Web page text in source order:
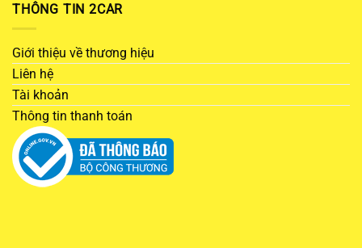
THÔNG TIN 2CAR
Giới thiệu về thương hiệu
Liên hệ
Tài khoản
Thông tin thanh toán